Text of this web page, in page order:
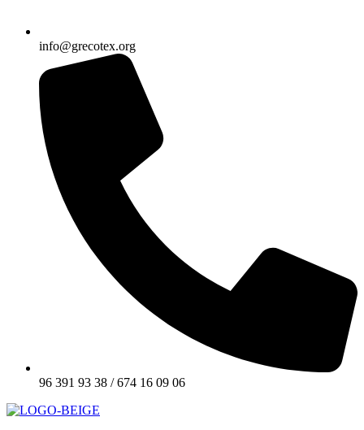
info@grecotex.org
96 391 93 38 / 674 16 09 06